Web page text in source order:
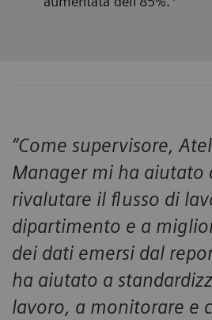
“Come supervisore,
Manager mi ha aiutato
rivalutare il flusso di
dipartimento e a
dei dati emersi dal
ha aiutato a
lavoro, a monitorare e